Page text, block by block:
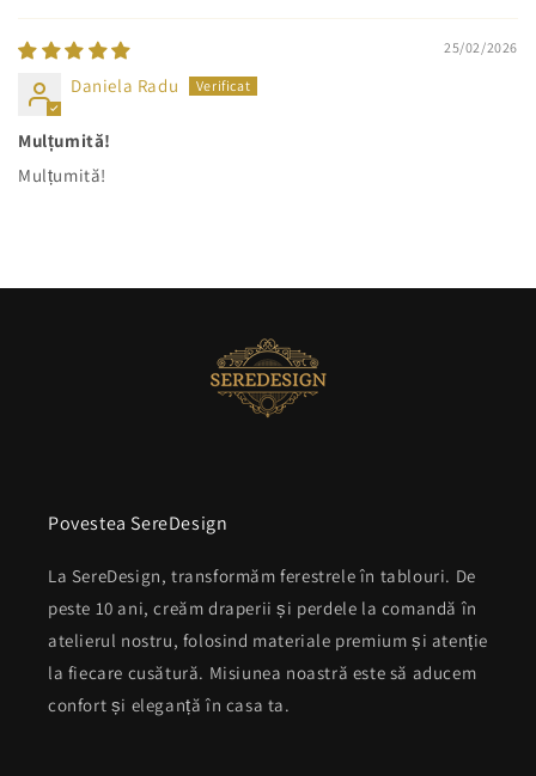
25/02/2026
Daniela Radu
Mulțumită!
Mulțumită!
Povestea SereDesign
La SereDesign, transformăm ferestrele în tablouri. De
peste 10 ani, creăm draperii și perdele la comandă în
atelierul nostru, folosind materiale premium și atenție
la fiecare cusătură. Misiunea noastră este să aducem
confort și eleganță în casa ta.